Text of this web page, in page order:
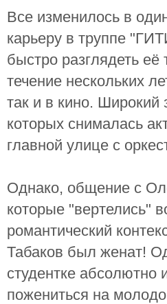
Все изменилось в
карьеру в труппе
быстро разглядеть
течение нескольких
так и в кино. Широкий
которых снималась
главной улице с
Однако, общение с
которые "вертелись"
романтический
Табаков был женат!
студентке абсолютно
пожениться на